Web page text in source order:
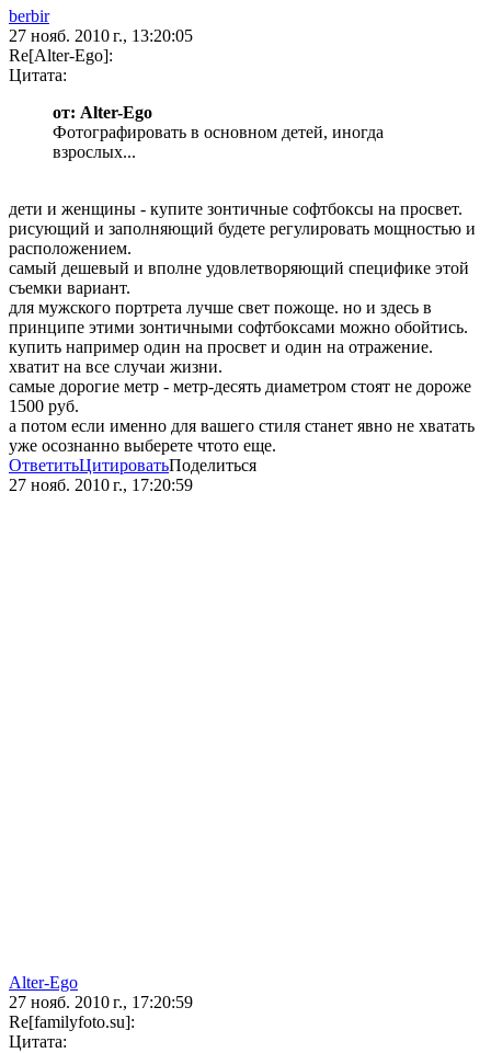
berbir
27 нояб. 2010 г., 13:20:05
Re[Alter-Ego]:
Цитата:
от: Alter-Ego
Фотографировать в основном детей, иногда
взрослых...
дети и женщины - купите зонтичные софтбоксы на просвет.
рисующий и заполняющий будете регулировать мощностью и
расположением.
самый дешевый и вполне удовлетворяющий специфике этой
съемки вариант.
для мужского портрета лучше свет пожоще. но и здесь в
принципе этими зонтичными софтбоксами можно обойтись.
купить например один на просвет и один на отражение.
хватит на все случаи жизни.
самые дорогие метр - метр-десять диаметром стоят не дороже
1500 руб.
а потом если именно для вашего стиля станет явно не хватать
уже осознанно выберете чтото еще.
ОтветитьЦитироватьПоделиться
27 нояб. 2010 г., 17:20:59
Alter-Ego
27 нояб. 2010 г., 17:20:59
Re[familyfoto.su]:
Цитата: